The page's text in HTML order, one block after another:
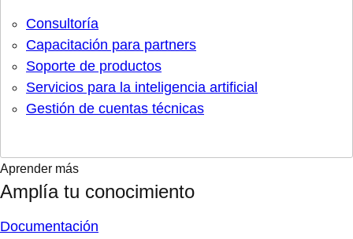
Consultoría
Capacitación para partners
Soporte de productos
Servicios para la inteligencia artificial
Gestión de cuentas técnicas
Aprender más
Amplía tu conocimiento
Documentación